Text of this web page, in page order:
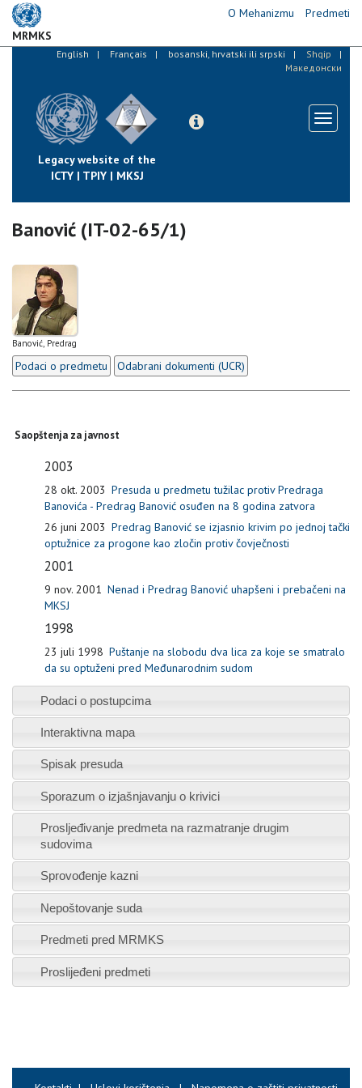
Skip
mainMRMKS
O Mehanizmu Predmeti
English Français bosanski, hrvatski ili srpski
Shqip
Македонски
Legacy website of the
ICTY | TPIY | MKSJ
Toggle
Banović (IT-02-65/1)
Banović, Predrag
Podaci o predmetu Odabrani dokumenti (UCR)
Saopštenja za javnost
2003
28 okt. 2003 Presuda u predmetu tužilac protiv Predraga
Banovića - Predrag Banović osuđen na 8 godina zatvora
26 juni 2003 Predrag Banović se izjasnio krivim po jednoj tački
optužnice za progone kao zločin protiv čovječnosti
2001
9 nov. 2001 Nenad i Predrag Banović uhapšeni i prebačeni na
MKSJ
1998
23 juli 1998 Puštanje na slobodu dva lica za koje se smatralo
da su optuženi pred Međunarodnim sudom
Podaci o postupcima
Interaktivna mapa
Spisak presuda
Sporazum o izjašnjavanju o krivici
Prosljeđivanje predmeta na razmatranje drugim
sudovima
Sprovođenje kazni
Nepoštovanje suda
Predmeti pred MRMKS
Proslijeđeni predmeti